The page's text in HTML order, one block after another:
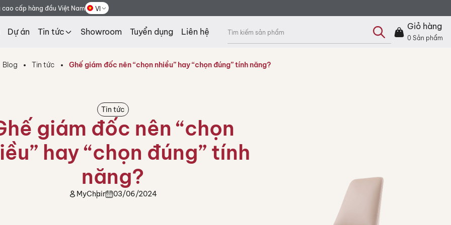
cấp hàng đầu Việt Nam VI
Dự án Tin tức Showroom Tuyển dụng Liên hệ
kiếm
phẩm
Giỏ hàng
0 Sản phẩm
Blog Tin tức Ghế giám đốc nên “chọn nhiều” hay “chọn đúng” tính năng?
Tin tức
giám đốc nên “chọn
hay “chọn đúng” tính
năng?
MyChair 03/06/2024